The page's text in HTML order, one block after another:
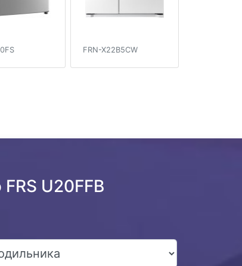
FRN-X22B5CW
U20FFB